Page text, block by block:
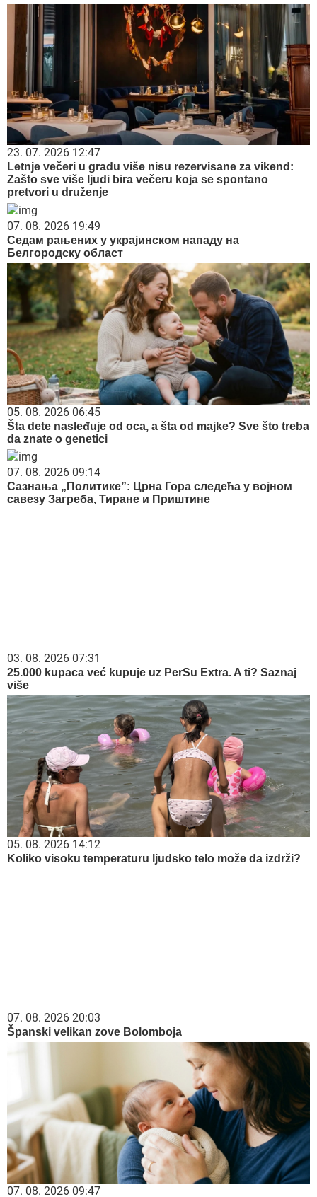
23. 07. 2026 12:47
Letnje večeri u gradu više nisu rezervisane za vikend:
Zašto sve više ljudi bira večeru koja se spontano
pretvori u druženje
07. 08. 2026 19:49
Седам рањених у украјинском нападу на
Белгородску област
05. 08. 2026 06:45
Šta dete nasleđuje od oca, a šta od majke? Sve što treba
da znate o genetici
07. 08. 2026 09:14
Сазнања „Политике”: Црна Гора следећа у војном
савезу Загреба, Тиране и Приштине
03. 08. 2026 07:31
25.000 kupaca već kupuje uz PerSu Extra. A ti? Saznaj
više
05. 08. 2026 14:12
Koliko visoku temperaturu ljudsko telo može da izdrži?
07. 08. 2026 20:03
Španski velikan zove Bolomboja
07. 08. 2026 09:47